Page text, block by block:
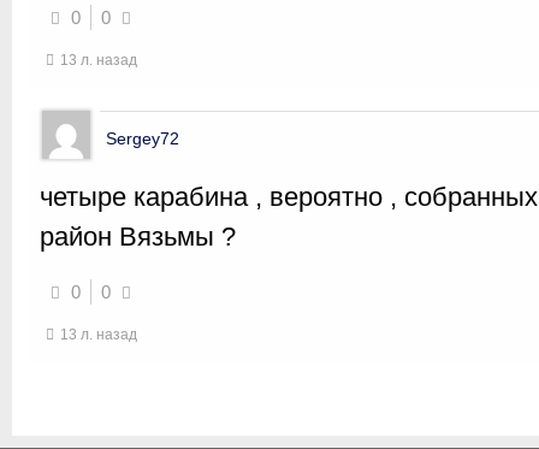
0 0
13 л. назад
Sergey72
четыре карабина , вероятно ,
район Вязьмы ?
0 0
13 л. назад